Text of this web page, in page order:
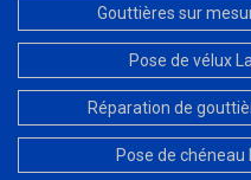
Gouttières sur
Pose de vélux
Réparation de
Pose de chéneau